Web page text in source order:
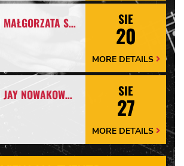
Arrow
LIVE MUSIC | MAŁGORZATA SKRZYNIARZ & LESZEK WYPYCH SIE
20
MORE DETAILS
More
Details
Arrow
LIVE MUSIC | JAY NOWAKOWSKI SIE
27
MORE DETAILS
More
Details
Arrow